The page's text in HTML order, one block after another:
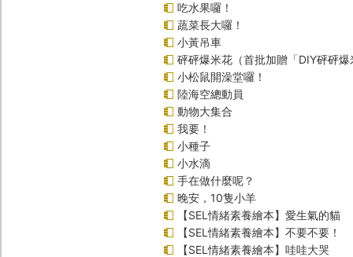
吃水果囉！
蔬菜長大囉！
小黃吊車
砰砰爆米花（首批加贈「DIY砰砰
小松鼠開澡堂囉！
陸海空總動員
動物大集合
我要！
小種子
小水滴
手在做什麼呢？
晚安，10隻小羊
【SEL情緒素養繪本】愛生氣的貓
【SEL情緒素養繪本】不要不要！
【SEL情緒素養繪本】哇哇大哭